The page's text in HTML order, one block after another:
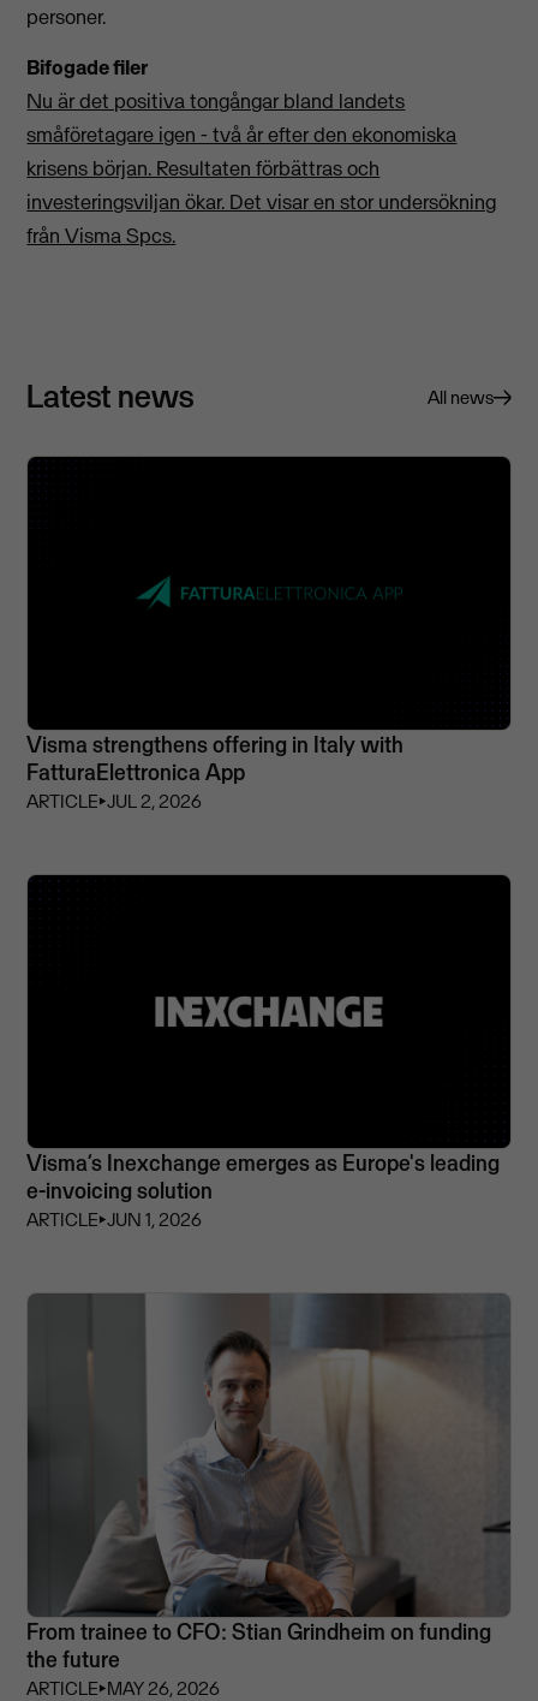
personer.
Bifogade filer
Nu är det positiva tongångar bland landets
småföretagare igen - två år efter den ekonomiska
krisens början. Resultaten förbättras och
investeringsviljan ökar. Det visar en stor undersökning
från Visma Spcs.
Latest news All news
Visma strengthens offering in Italy with
FatturaElettronica App
ARTICLE⏵JUL 2, 2026
Visma’s Inexchange emerges as Europe's leading
e-invoicing solution
ARTICLE⏵JUN 1, 2026
From trainee to CFO: Stian Grindheim on funding
the future
ARTICLE⏵MAY 26, 2026